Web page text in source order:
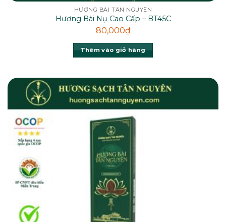
HƯƠNG BÀI TÂN NGUYÊN
Hương Bài Nụ Cao Cấp – BT45C
80,000₫
Thêm vào giỏ hàng